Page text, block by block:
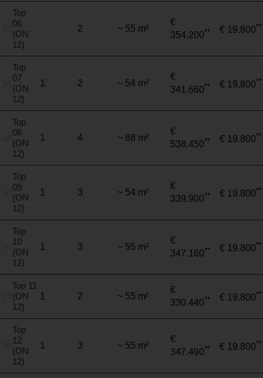
Top
06
(ON
12)
2 ~ 55 m²
€
354.200** € 19.800**
Top
07
(ON
12)
1 2 ~ 54 m²
€
341.660** € 19.800**
Top
08
(ON
12)
1 4 ~ 88 m²
€
538.450** € 19.800**
Top
09
(ON
12)
1 3 ~ 54 m²
€
339.900** € 19.800**
Top
10
(ON
12)
1 3 ~ 55 m²
€
347.160** € 19.800**
Top 11
(ON
12)
1 2 ~ 55 m²
€
330.440** € 19.800**
Top
12
(ON
12)
1 3 ~ 55 m²
€
347.490** € 19.800**